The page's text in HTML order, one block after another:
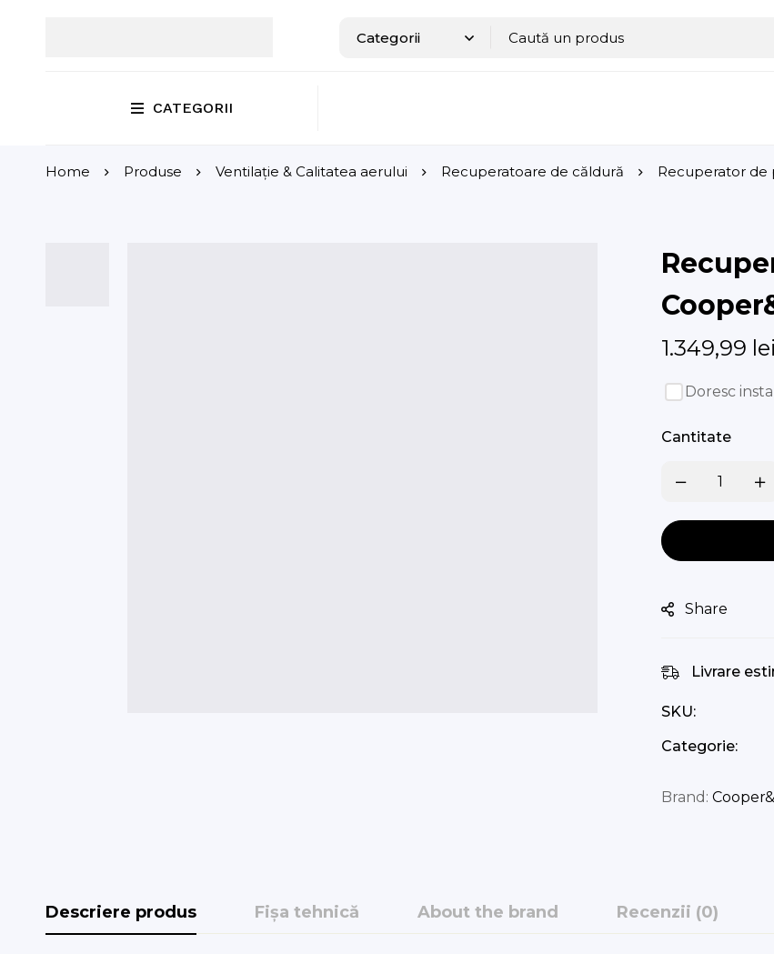
CATEGORII
Home Produse Ventilație & Calitatea aerului Recuperatoare de căldură Recuperator
1.349,99 lei
Doresc
Cantitate
Share
Livrare
SKU:
Categorie:
Brand:
Descriere produs Fișa tehnică About the brand Recenzii (0)